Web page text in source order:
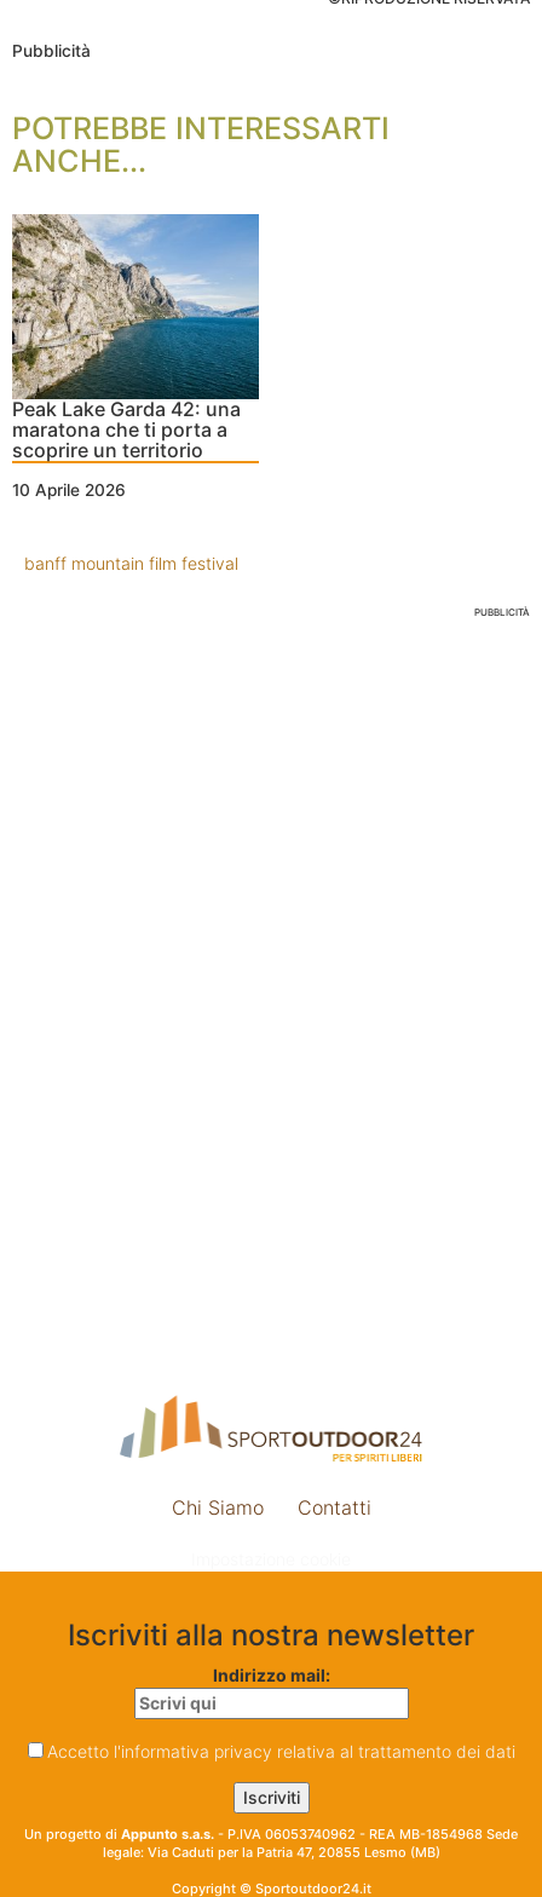
Pubblicità
POTREBBE INTERESSARTI
ANCHE...
Peak Lake Garda 42: una
maratona che ti porta a
scoprire un territorio
10 Aprile 2026
banff mountain film festival
PUBBLICITÀ
Chi Siamo Contatti
Iscriviti alla nostra newsletter
Indirizzo mail:
Accetto l'informativa privacy relativa al trattamento dei dati
Un progetto di Appunto s.a.s. - P.IVA 06053740962 - REA MB-1854968 Sede
legale: Via Caduti per la Patria 47, 20855 Lesmo (MB)
Copyright © Sportoutdoor24.it